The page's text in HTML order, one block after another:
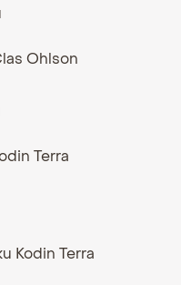
Ohlson
Terra
Kodin Terra